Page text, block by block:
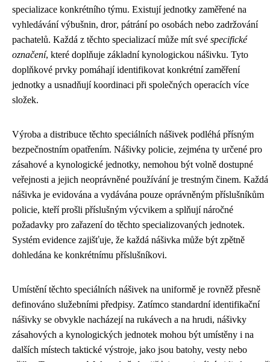
specializace konkrétního týmu. Existují jednotky zaměřené na
vyhledávání výbušnin, drог, pátrání po osobách nebo zadržování
pachatelů. Každá z těchto specializací může mít své specifické
označení, které doplňuje základní kynologickou nášivku. Tyto
doplňkové prvky pomáhají identifikovat konkrétní zaměření
jednotky a usnadňují koordinaci při společných operacích více
složek.
Výroba a distribuce těchto speciálních nášivek podléhá přísným
bezpečnostním opatřením. Nášivky policie, zejména ty určené pro
zásahové a kynologické jednotky, nemohou být volně dostupné
veřejnosti a jejich neoprávněné používání je trestným činem. Každá
nášivka je evidována a vydávána pouze oprávněným příslušníkům
policie, kteří prošli příslušným výcvikem a splňují náročné
požadavky pro zařazení do těchto specializovaných jednotek.
Systém evidence zajišťuje, že každá nášivka může být zpětně
dohledána ke konkrétnímu příslušníkovi.
Umístění těchto speciálních nášivek na uniformě je rovněž přesně
definováno služebními předpisy. Zatímco standardní identifikační
nášivky se obvykle nacházejí na rukávech a na hrudi, nášivky
zásahových a kynologických jednotek mohou být umístěny i na
dalších místech taktické výstroje, jako jsou batohy, vesty nebo